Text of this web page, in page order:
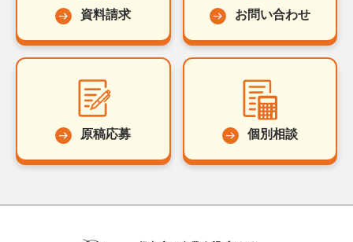
資料請求 お問い合わせ
原稿応募 個別相談